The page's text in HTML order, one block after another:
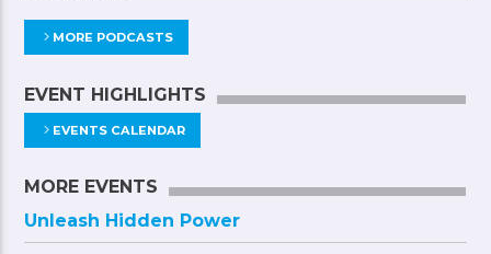
MORE PODCASTS
EVENT HIGHLIGHTS
EVENTS CALENDAR
MORE EVENTS
Unleash Hidden Power